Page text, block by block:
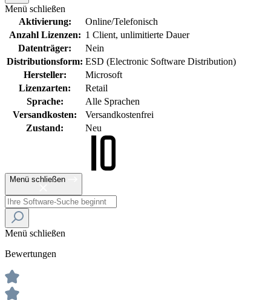
Menü schließen
Aktivierung:
Online/Telefonisch
Anzahl Lizenzen: 1 Client, unlimitierte Dauer
Datenträger:
Nein
Distributionsform: ESD (Electronic Software Distribution)
Hersteller:
Microsoft
Lizenzarten:
Retail
Sprache:
Alle Sprachen
Versandkosten:
Versandkostenfrei
Zustand:
Neu
Menü schließen
Menü schließen
Bewertungen